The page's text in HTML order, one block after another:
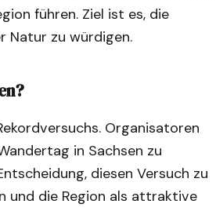
führen. Ziel ist es, die
Natur zu würdigen.
Organisatoren
in Sachsen zu
diesen Versuch zu
und die Region als attraktive